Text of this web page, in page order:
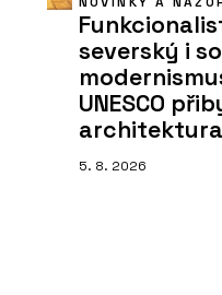
severský i
UNESCO
5. 8. 2026